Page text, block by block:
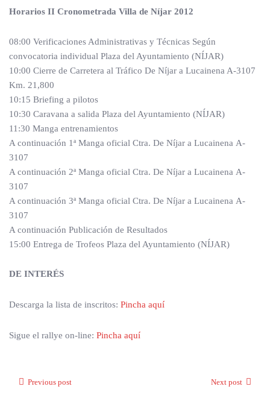
Horarios II Cronometrada Villa de Níjar 2012
08:00 Verificaciones Administrativas y Técnicas Según
convocatoria individual Plaza del Ayuntamiento (NÍJAR)
10:00 Cierre de Carretera al Tráfico De Níjar a Lucainena A-3107
Km. 21,800
10:15 Briefing a pilotos
10:30 Caravana a salida Plaza del Ayuntamiento (NÍJAR)
11:30 Manga entrenamientos
A continuación 1ª Manga oficial Ctra. De Níjar a Lucainena A-
3107
A continuación 2ª Manga oficial Ctra. De Níjar a Lucainena A-
3107
A continuación 3ª Manga oficial Ctra. De Níjar a Lucainena A-
3107
A continuación Publicación de Resultados
15:00 Entrega de Trofeos Plaza del Ayuntamiento (NÍJAR)
DE INTERÉS
Descarga la lista de inscritos: Pincha aquí
Sigue el rallye on-line: Pincha aquí
Previous post Next post